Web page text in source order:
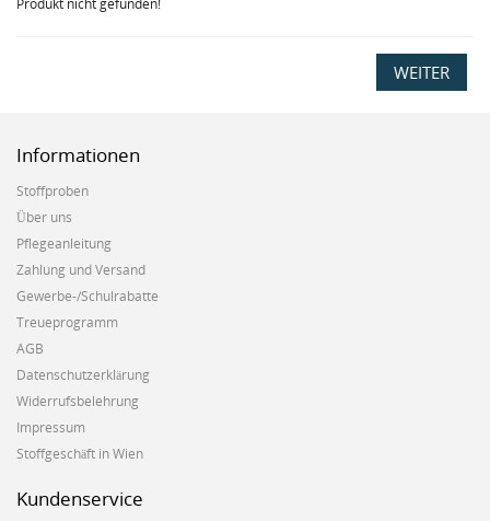
Produkt nicht gefunden!
WEITER
Informationen
Stoffproben
Über uns
Pflegeanleitung
Zahlung und Versand
Gewerbe-/Schulrabatte
Treueprogramm
AGB
Datenschutzerklärung
Widerrufsbelehrung
Impressum
Stoffgeschäft in Wien
Kundenservice